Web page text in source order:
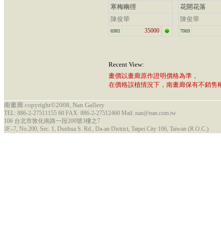
寒梅幽徑
陳俊華
6981 35000
花開花落
陳俊華
7069
Recent View:
畫價以畫廊原作證明價格為準，
在價格誤植情況下，南畫廊保有不銷售
南畫廊 copyright©2008, Nan Gallery
TEL: 886-2-27511155 60 FAX: 886-2-27512460 Mail: nan@nan.com.tw
106 台北市敦化南路一段200號3樓之7
3F.-7, No.200, Sec. 1, Dunhua S. Rd., Da-an District, Taipei City 106, Taiwan (R.O.C.)